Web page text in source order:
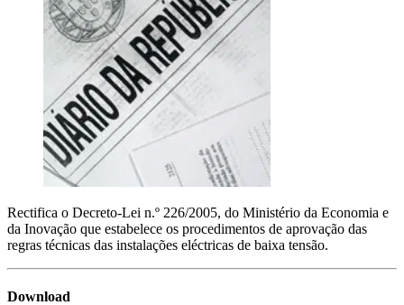
Rectifica o Decreto-Lei n.º 226/2005, do Ministério da Economia e
da Inovação que estabelece os procedimentos de aprovação das
regras técnicas das instalações eléctricas de baixa tensão.
Download